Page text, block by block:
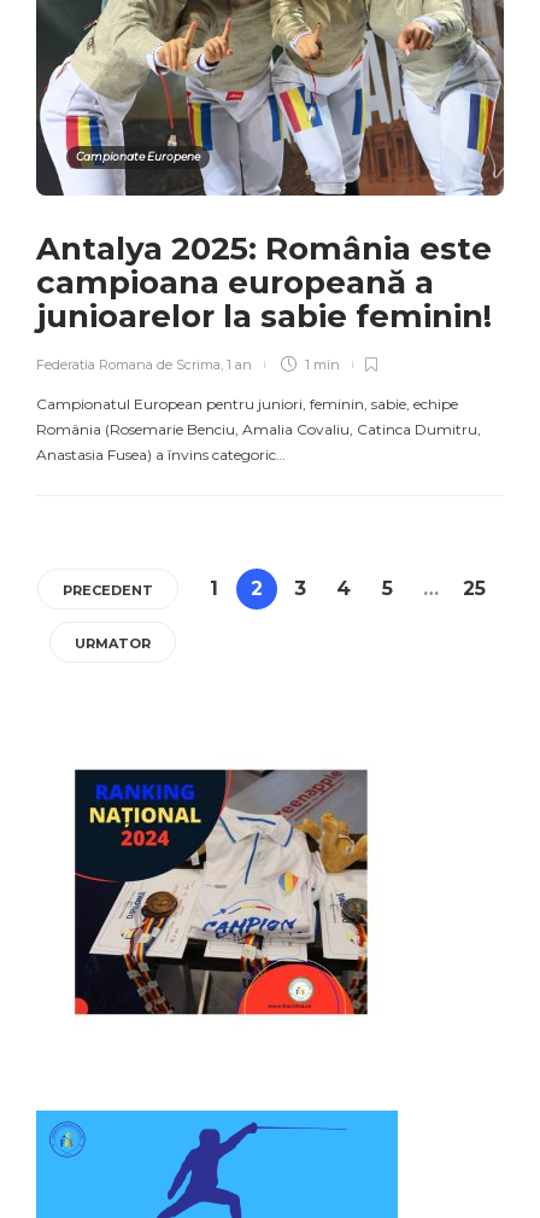
Campionate Europene
Antalya 2025: România este
campioana europeană a
junioarelor la sabie feminin!
Federatia Romana de Scrima 1 an 1 min
Campionatul European pentru juniori, feminin, sabie, echipe
România (Rosemarie Benciu, Amalia Covaliu, Catinca Dumitru,
Anastasia Fusea) a învins categoric…
PRECEDENT 1 2 3 4 5 … 25
URMATOR